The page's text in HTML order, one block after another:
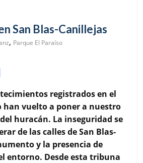
San Blas-Canillejas
, Parque El Paraíso
m
p
a
r
t
i
r
registrados en el
han vuelto a poner a nuestro
huracán. La inseguridad se
de las calles de San Blas-
y la presencia de
entorno. Desde esta tribuna